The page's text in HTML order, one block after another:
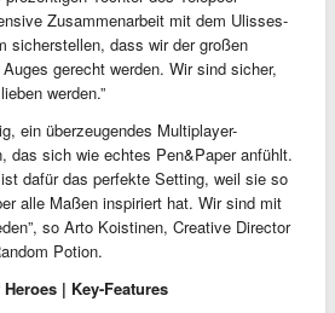
Zusammenarbeit mit dem Ulisses-
sicherstellen, dass wir der großen
gerecht werden. Wir sind sicher,
werden.”
ein überzeugendes Multiplayer-
das sich wie echtes Pen&Paper anfühlt.
dafür das perfekte Setting, weil sie so
alle Maßen inspiriert hat. Wir sind mit
so Arto Koistinen, Creative Director
Potion.
| Key-Features